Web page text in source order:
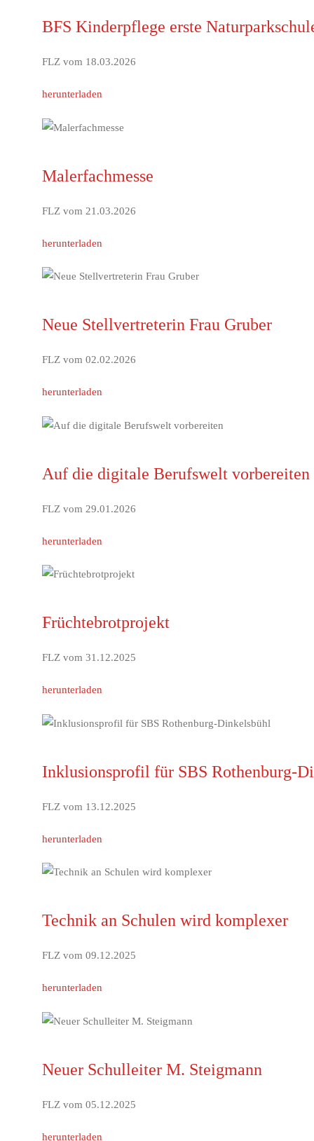
BFS Kinderpflege erste
FLZ vom 18.03.2026
herunterladen
Malerfachmesse
FLZ vom 21.03.2026
herunterladen
Neue Stellvertreterin Frau Gruber
FLZ vom 02.02.2026
herunterladen
Auf die digitale Berufswelt vorbereiten
FLZ vom 29.01.2026
herunterladen
Früchtebrotprojekt
FLZ vom 31.12.2025
herunterladen
Inklusionsprofil für SBS Rothenburg-
FLZ vom 13.12.2025
herunterladen
Technik an Schulen wird komplexer
FLZ vom 09.12.2025
herunterladen
Neuer Schulleiter M. Steigmann
FLZ vom 05.12.2025
herunterladen